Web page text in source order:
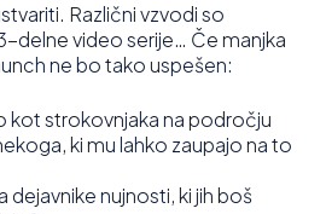
Različni vzvodi so
delne video serije… Če manjka
ne bo tako uspešen:
kot strokovnjaka na področju
ki mu lahko zaupajo na to
dejavnike nujnosti, ki jih boš